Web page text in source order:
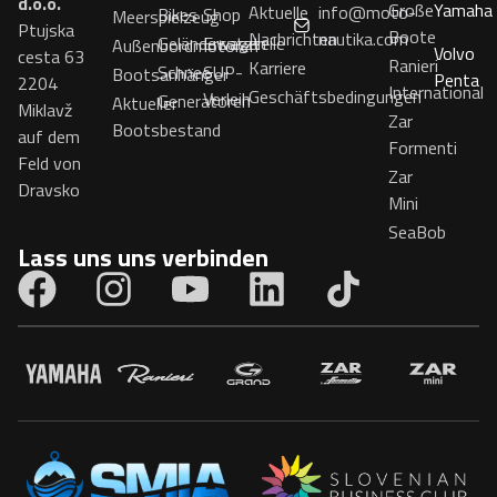
Ptujska
cesta 63
2204
Miklavž
auf dem
Feld von
Dravsko
Meerspielzeug
Außenbordmotoren
Bootsanhänger
Aktueller
Bootsbestand
Bikes
Geländewagen
Schnee
Generatoren
Shop
Ersatzteile
SUP-
Verleih
Aktuelle
Nachrichten
Karriere
Geschäftsbedingungen
info@moto-
nautika.com
Große
Boote
Ranieri
International
Zar
Formenti
Zar
Mini
SeaBob
Yamaha
Volvo
Penta
Lass uns uns verbinden